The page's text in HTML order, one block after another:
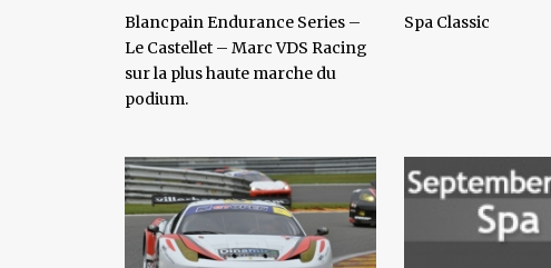
Blancpain Endurance Series –
Le Castellet – Marc VDS Racing
sur la plus haute marche du
podium.
Spa Classic